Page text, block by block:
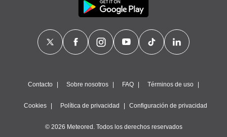
Contacto Sobre nosotros FAQ Términos de uso
Cookies Política de privacidad Configuración de privacidad
© 2026 Meteored. Todos los derechos reservados